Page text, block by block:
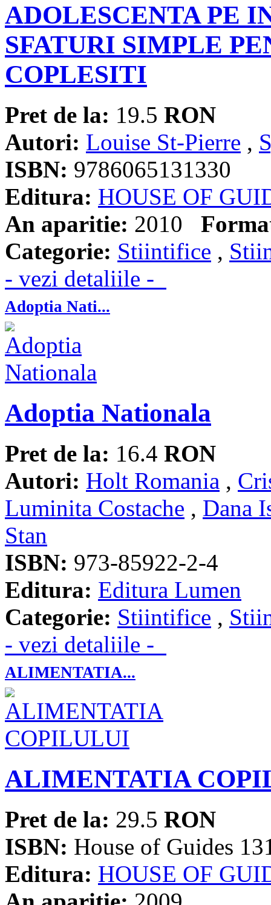
ADOLESCENTA PE
SFATURI SIMPLE
COPLESITI
Pret de la: 19.5 RON
Autori: Louise St-Pierre ,
ISBN: 9786065131330
Editura: HOUSE OF
An aparitie: 2010
Categorie: Stiintifice ,
- vezi detaliile -
Adoptia Nati...
Adoptia Nationala
Pret de la: 16.4 RON
Autori: Holt Romania ,
Luminita Costache , Dana
Stan
ISBN: 973-85922-2-4
Editura: Editura Lumen
Categorie: Stiintifice ,
- vezi detaliile -
ALIMENTATIA...
ALIMENTATIA
Pret de la: 29.5 RON
ISBN: House of Guides
Editura: HOUSE OF